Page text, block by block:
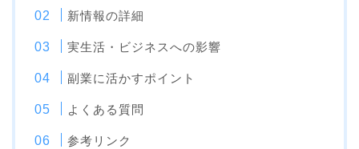
新情報の詳細
実生活・ビジネスへの影響
副業に活かすポイント
よくある質問
参考リンク